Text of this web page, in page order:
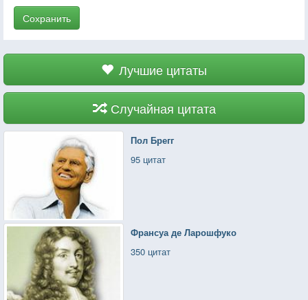
Сохранить
Лучшие цитаты
Случайная цитата
Пол Брегг
95 цитат
Франсуа де Ларошфуко
350 цитат